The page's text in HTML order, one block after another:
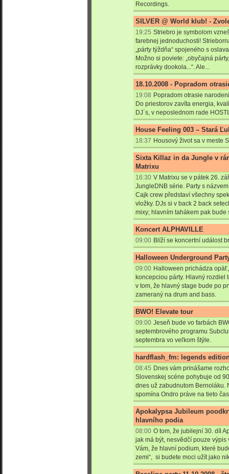
Recordings.
SILVER @ World klub! -
19:25 Striebro je symbolom
farebnej jednoduchosti!
„párty týždňa“ spojeného s
Možno si poviete: „obyčajná
rozprávky dookola...“. Ale...
18.10.2008 - Popradom
19:08 Popradom otrasie
Do priestorov zavíta energia,
DJ´s, v neposlednom rade
House Feeling 003 – Stará
18:37 Housový život sa v meste
Sixta Killaz in da Jungle v
Matrixu
16:30 V Matrixu se v pátek 26.
JungleDNB série. Party s
Cajk crew představí všechny
vložky. DJs si v back 2 back
mixy; hlavním tahákem pak bude
Koncert ALPHAVILLE
09:00 Blíží se koncertní událost
Halloween Underground
09:00 Halloween prichádza
koncepciou párty. Hlavný
v tom, že hlavný stage bude po
zameraný na drum and bass.
BWO! Elevate tour
09:00 Jeseň bude vo farbách
septembrového programu
septembra vo veľkom štýle.
hardflash_fm: legends
08:45 Dnes vám prinášame
Slovenskej scéne pohybuje od
dnes už zabudnutom Bernoláku.
spomína Ondro práve na tieto
Apokalypsa Jubileum
hlavního podia
08:00 O tom, že jubilejní 30. díl
jak má být, nesvědčí pouze
Vám, že hlavní podium, které
zemi“, si budete moci užít jako